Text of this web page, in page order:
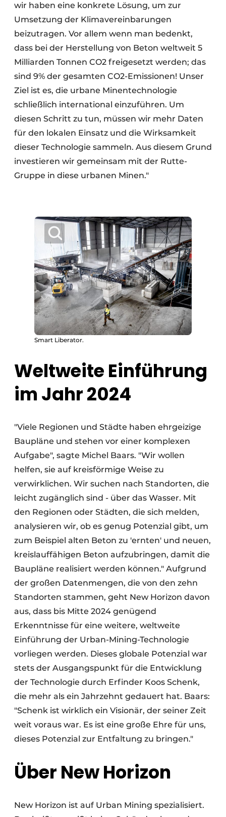
wir haben eine konkrete Lösung, um zur
Umsetzung der Klimavereinbarungen
beizutragen. Vor allem wenn man bedenkt,
dass bei der Herstellung von Beton weltweit 5
Milliarden Tonnen CO2 freigesetzt werden; das
sind 9% der gesamten CO2-Emissionen! Unser
Ziel ist es, die urbane Minentechnologie
schließlich international einzuführen. Um
diesen Schritt zu tun, müssen wir mehr Daten
für den lokalen Einsatz und die Wirksamkeit
dieser Technologie sammeln. Aus diesem Grund
investieren wir gemeinsam mit der Rutte-
Gruppe in diese urbanen Minen."
Smart Liberator.
Weltweite Einführung
im Jahr 2024
"Viele Regionen und Städte haben ehrgeizige
Baupläne und stehen vor einer komplexen
Aufgabe", sagte Michel Baars. "Wir wollen
helfen, sie auf kreisförmige Weise zu
verwirklichen. Wir suchen nach Standorten, die
leicht zugänglich sind - über das Wasser. Mit
den Regionen oder Städten, die sich melden,
analysieren wir, ob es genug Potenzial gibt, um
zum Beispiel alten Beton zu 'ernten' und neuen,
kreislauffähigen Beton aufzubringen, damit die
Baupläne realisiert werden können." Aufgrund
der großen Datenmengen, die von den zehn
Standorten stammen, geht New Horizon davon
aus, dass bis Mitte 2024 genügend
Erkenntnisse für eine weitere, weltweite
Einführung der Urban-Mining-Technologie
vorliegen werden. Dieses globale Potenzial war
stets der Ausgangspunkt für die Entwicklung
der Technologie durch Erfinder Koos Schenk,
die mehr als ein Jahrzehnt gedauert hat. Baars:
"Schenk ist wirklich ein Visionär, der seiner Zeit
weit voraus war. Es ist eine große Ehre für uns,
dieses Potenzial zur Entfaltung zu bringen."
Über New Horizon
New Horizon ist auf Urban Mining spezialisiert.